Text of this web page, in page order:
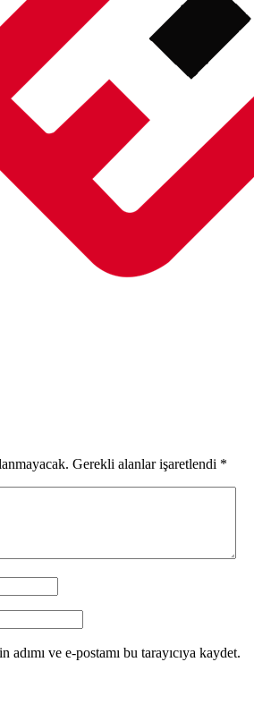
Gerekli alanlar işaretlendi *
adımı ve e-postamı bu tarayıcıya kaydet.